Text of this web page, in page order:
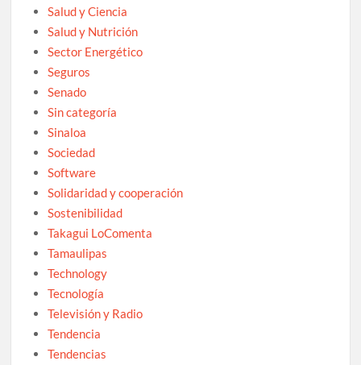
Salud y Ciencia
Salud y Nutrición
Sector Energético
Seguros
Senado
Sin categoría
Sinaloa
Sociedad
Software
Solidaridad y cooperación
Sostenibilidad
Takagui LoComenta
Tamaulipas
Technology
Tecnología
Televisión y Radio
Tendencia
Tendencias